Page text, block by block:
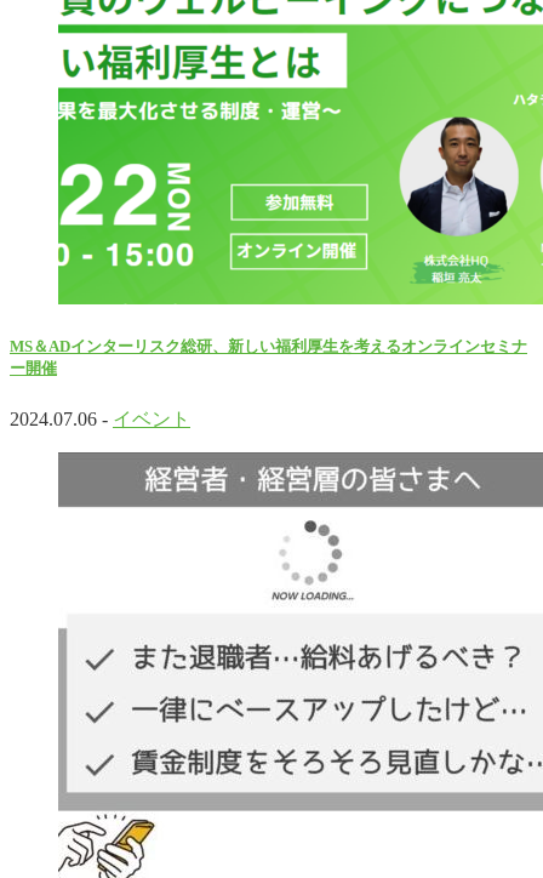
MS＆ADインターリスク総研、新しい福利厚生を考えるオンラインセミナ
ー開催
2024.07.06 - イベント